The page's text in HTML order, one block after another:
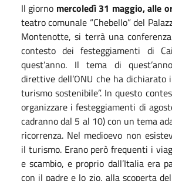
Il giorno mercoledì 31 maggio, alle
teatro comunale “Chebello” del
Montenotte, si terrà una
contesto dei festeggiamenti di
quest’anno. Il tema di
direttive dell’ONU che ha dichiarato
turismo sostenibile”. In questo
organizzare i festeggiamenti di
cadranno dal 5 al 10) con un tema
ricorrenza. Nel medioevo non
il turismo. Erano però frequenti i
e scambio, e proprio dall’Italia era
con il padre e lo zio, alla scoperta